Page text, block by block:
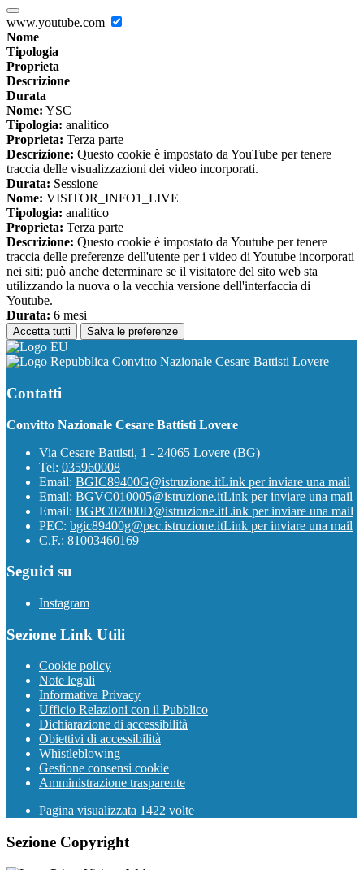
www.youtube.com
Nome
Tipologia
Proprieta
Descrizione
Durata
Nome: YSC
Tipologia: analitico
Proprieta: Terza parte
Descrizione: Questo cookie è impostato da YouTube per tenere
traccia delle visualizzazioni dei video incorporati.
Durata: Sessione
Nome: VISITOR_INFO1_LIVE
Tipologia: analitico
Proprieta: Terza parte
Descrizione: Questo cookie è impostato da Youtube per tenere
traccia delle preferenze dell'utente per i video di Youtube incorporati
nei siti; può anche determinare se il visitatore del sito web sta
utilizzando la nuova o la vecchia versione dell'interfaccia di
Youtube.
Durata: 6 mesi
Accetta tutti Salva le preferenze
Convitto Nazionale Cesare Battisti Lovere
Contatti
Convitto Nazionale Cesare Battisti Lovere
Via Cesare Battisti, 1 - 24065 Lovere (BG)
Tel: 035960008
Email: BGIC89400G@istruzione.itLink per inviare una mail
Email: BGVC010005@istruzione.itLink per inviare una mail
Email: BGPC07000D@istruzione.itLink per inviare una mail
PEC: bgic89400g@pec.istruzione.itLink per inviare una mail
C.F.: 81003460169
Seguici su
Instagram
Sezione Link Utili
Cookie policy
Note legali
Informativa Privacy
Ufficio Relazioni con il Pubblico
Dichiarazione di accessibilità
Obiettivi di accessibilità
Whistleblowing
Gestione consensi cookie
Amministrazione trasparente
Pagina visualizzata 1422 volte
Sezione Copyright